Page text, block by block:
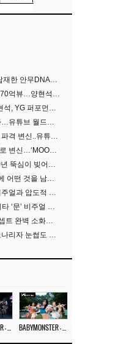
‘서태지와 아이들’부터 탑재한 안무DNA…양현석, YG 퍼포먼스 비디오 70억 뷰 신화의 시작
YG 퍼포먼스 영상 69편 70억뷰…양현석 제작 철학 통했다
“69편·70억 뷰 기적” 양현석, YG 퍼포먼스 비디오 100% 직접 만든 이유
베이비몬스터, 또 일냈다…유튜브 월드와이드 1위
베이비몬스터, 뱀파이어 파격 변신..유튜브 트렌딩 1위 직행
베이비몬스터, 뱀파이어로 변신…‘MOON’으로 찍은 3개월 프로젝트
“최초·최다·최단” YG, 30년 뚝심이 빚어낸 K팝 투어의 새 지평
YG 30주년, K팝 공연계에 어떤 것을 남겼나
베이비몬스터, 독보적 비주얼과 압도적 소화력..’MOON’
베이비몬스터, 루카·치키타 ‘문’ 비주얼 공개…절제된 카리스마·유니크 비주얼
베몬 아현·로라, 다크 콘셉트 완벽 소화…’문’ 비주얼 포토 공개
베이비몬스터 파리타, 모나리자 눈썹도 완벽 소화‥아사와 강렬 아우라